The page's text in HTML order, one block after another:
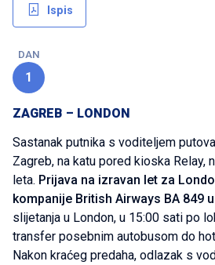
Ispis
DAN
1
ZAGREB – LONDON
Sastanak putnika s voditeljem
Zagreb, na katu pored kioska Relay,
leta. Prijava na izravan let za
kompanije British Airways BA 849
slijetanja u London, u 15:00 sati po
transfer posebnim autobusom do
Nakon kraćeg predaha, odlazak s